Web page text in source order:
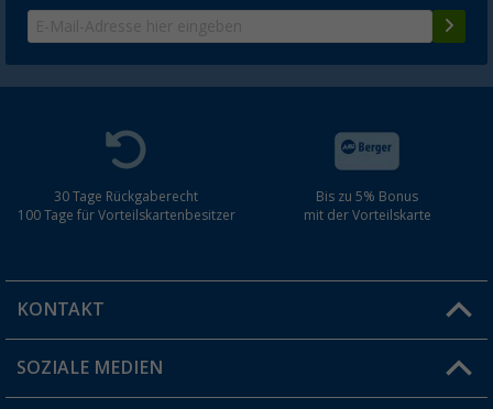
30 Tage Rückgaberecht
100 Tage für Vorteilskartenbesitzer
Bis zu 5% Bonus
mit der Vorteilskarte
KONTAKT
Du hast eine Frage?
SOZIALE MEDIEN